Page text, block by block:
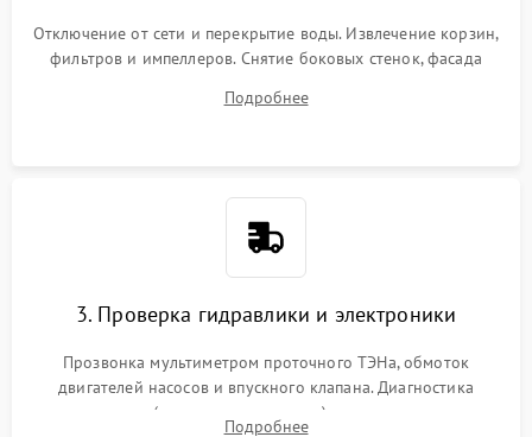
Отключение от сети и перекрытие воды. Извлечение корзин,
фильтров и импеллеров. Снятие боковых стенок, фасада
циркуляционному насосу, ТЭНу и сливной помпе.
Подробнее
3. Проверка гидравлики и электроники
Прозвонка мультиметром проточного ТЭНа, обмоток
двигателей насосов и впускного клапана. Диагностика
прессостата (датчика уровня воды), датчика мутности,
Подробнее